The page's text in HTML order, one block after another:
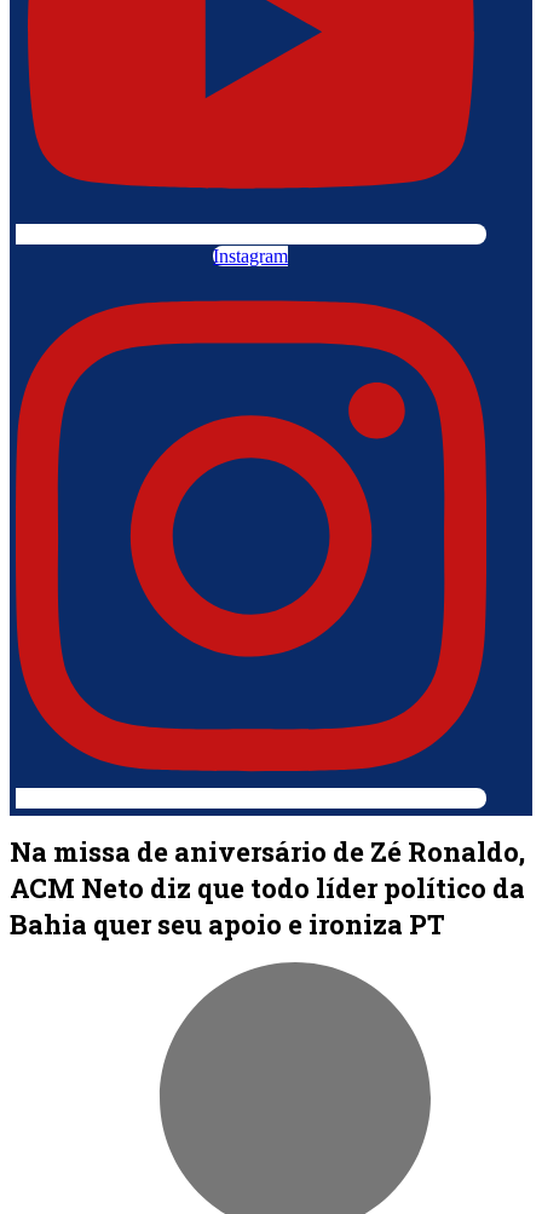
Instagram
Na missa de aniversário de Zé Ronaldo,
ACM Neto diz que todo líder político da
Bahia quer seu apoio e ironiza PT